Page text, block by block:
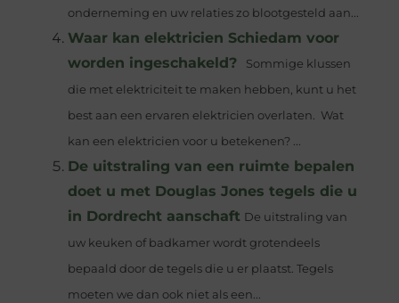
onderneming en uw relaties zo blootgesteld aan...
Waar kan elektricien Schiedam voor
worden ingeschakeld?
Sommige klussen
die met elektriciteit te maken hebben, kunt u het
best aan een ervaren elektricien overlaten. Wat
kan een elektricien voor u betekenen? ...
De uitstraling van een ruimte bepalen
doet u met Douglas Jones tegels die u
in Dordrecht aanschaft De uitstraling van
uw keuken of badkamer wordt grotendeels
bepaald door de tegels die u er plaatst. Tegels
moeten we dan ook niet als een...